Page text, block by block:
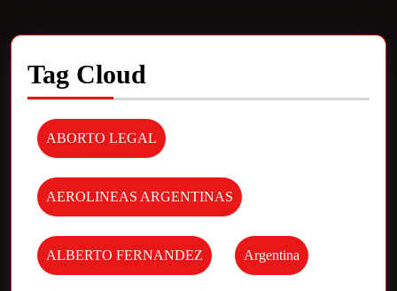
Tag Cloud
ABORTO LEGAL
AEROLINEAS ARGENTINAS
ALBERTO FERNANDEZ Argentina